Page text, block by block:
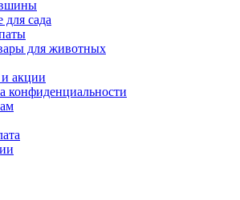
для сада
для животных
акции
конфиденциальности